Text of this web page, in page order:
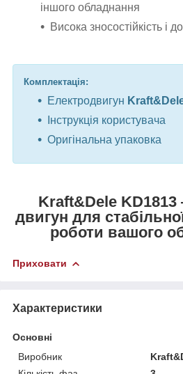
іншого обладнання
Висока зносостійкість і
Комплектація:
Електродвигун
Інструкція користувача
Оригінальна упаковка
Kraft&Dele
двигун для
роботи вашого
Приховати
Характеристики
Основні
Виробник